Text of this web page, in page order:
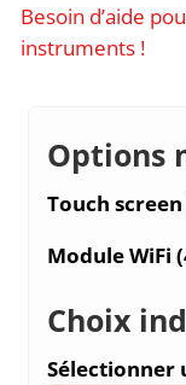
Besoin d’aide
instruments !
Options
Touch screen
Module WiFi (
Choix
Sélectionner